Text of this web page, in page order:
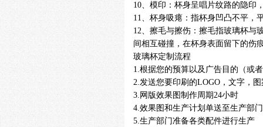
10、模印：杯身呈唱片纹路的隐印
11、杯身吸瘪：指杯身凹凸不平，
12、擦毛与擦伤：擦毛指玻璃杯与
间相互碰撞，在杯身表面留下的伤
玻璃杯定制流程
1.根据您的预算以及广告目的（或
2.发送您要印刷的LOGO，文字，
3.网版效果图制作周期24小时
4.效果图和生产计划单送至生产部
5.生产部门准备各类配件进行生产